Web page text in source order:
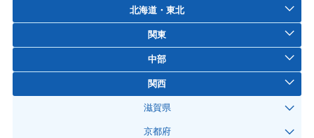
北海道・東北
関東
中部
関西
滋賀県
京都府